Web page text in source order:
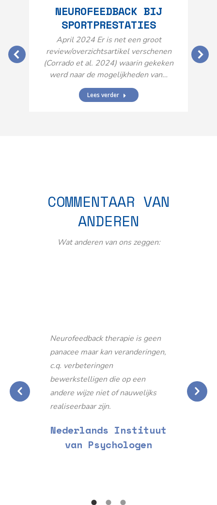
NEUROFEEDBACK BIJ
SPORTPRESTATIES
April 2024 Er is net een groot
review/overzichtsartikel verschenen
(Corrado et al. 2024) waarin gekeken
werd naar de mogelijkheden van…
Lees verder
COMMENTAAR VAN
ANDEREN
Wat anderen van ons zeggen:
Neurofeedback therapie is geen
panacee maar kan veranderingen,
c.q. verbeteringen
bewerkstelligen die op een
andere wijze niet of nauwelijks
realiseerbaar zijn.
Nederlands Instituut
van Psychologen